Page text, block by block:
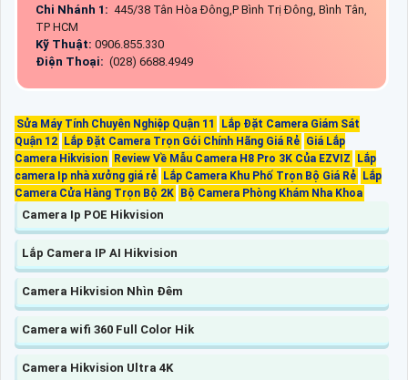
Chi Nhánh 1: 445/38 Tân Hòa Đông,P Bình Trị Đông, Bình Tân,
TP HCM
Kỹ Thuật: 0906.855.330
Điện Thoại: (028) 6688.4949
Sửa Máy Tính Chuyên Nghiệp Quận 11
Lắp Đặt Camera Giám Sát
Quận 12 Lắp Đặt Camera Trọn Gói Chính Hãng Giá Rẻ Giá Lắp
Camera Hikvision Review Về Mẫu Camera H8 Pro 3K Của EZVIZ
Lắp
camera Ip nhà xưởng giá rẻ Lắp Camera Khu Phố Trọn Bộ Giá Rẻ Lắp
Camera Cửa Hàng Trọn Bộ 2K Bộ Camera Phòng Khám Nha Khoa
Camera Ip POE Hikvision
Lắp Camera IP AI Hikvision
Camera Hikvision Nhìn Đêm
Camera wifi 360 Full Color Hik
Camera Hikvision Ultra 4K